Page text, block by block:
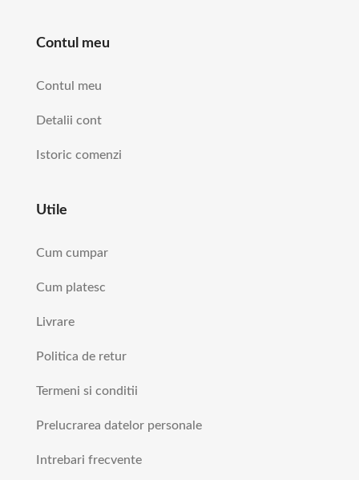
Contul meu
Contul meu
Detalii cont
Istoric comenzi
Utile
Cum cumpar
Cum platesc
Livrare
Politica de retur
Termeni si conditii
Prelucrarea datelor personale
Intrebari frecvente